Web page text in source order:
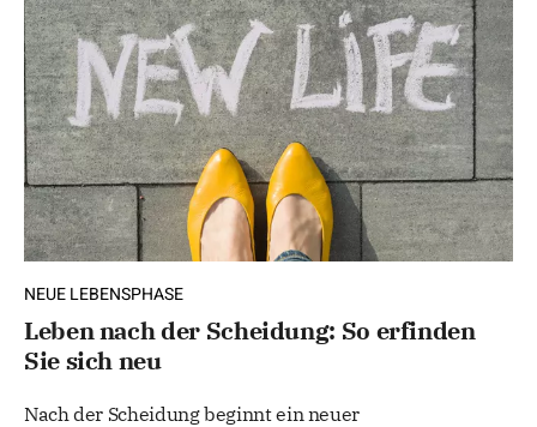
NEUE LEBENSPHASE
Leben nach der Scheidung: So erfinden
Sie sich neu
Nach der Scheidung beginnt ein neuer